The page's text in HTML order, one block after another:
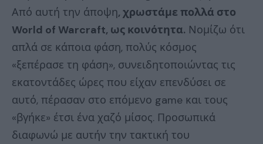
Από αυτή την άποψη, χρωστάμε πολλά στο
World of Warcraft, ως κοινότητα. Νομίζω ότι
απλά σε κάποια φάση, πολύς κόσμος
«ξεπέρασε τη φάση», συνειδητοποιώντας τις
εκατοντάδες ώρες που είχαν επενδύσει σε
αυτό, πέρασαν στο επόμενο game και τους
«βγήκε» έτσι ένα χαζό μίσος. Προσωπικά
διαφωνώ με αυτήν την τακτική του